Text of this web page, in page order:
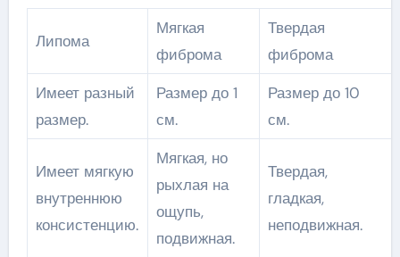
Липома
Мягкая
фиброма
Твердая
фиброма
Имеет разный
размер.
Размер до 1
см.
Размер до 10
см.
Имеет мягкую
внутреннюю
консистенцию.
Мягкая, но
рыхлая на
ощупь,
подвижная.
Твердая,
гладкая,
неподвижная.